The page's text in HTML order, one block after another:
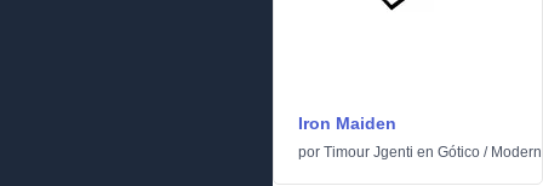
Iron Maiden
por Timour Jgenti en Gótico /